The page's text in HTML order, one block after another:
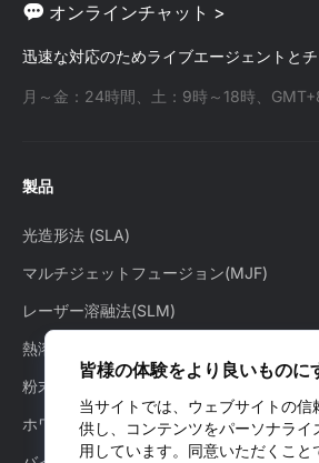
材料セットで動作します。それぞ
度、MJFナイロン剛性、MJFナイ
なる方向に押し進めます。 PA12
のMJF性能について語るとき、通
filament-size-1-75mm-vs-3-
ント：世界標準 All3DP 2024年の
界の消費者向け3Dプリンターの
ィラメントに対応設計されていま
理由： 精密な制御：細い直径に
ンやプ......
オンラインチャット >
迅速な対応のためライブエージェントとチ
月～金：24時間、土：9時～18時、
製品
光造形法 (SLA)
マルチジェットフュージョン(MJF)
レーザー溶融法(SLM)
熱溶解積層法(FDM)
粉末焼結積層法(SLS)
ホワイトジェット・プロセス（WJP）
皆様の体験をより良いもの
当サイトでは、ウェブサイトの
供し、コンテンツをパーソナラ
用しています。同意いただくこと